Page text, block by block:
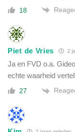
18
Piet de Vries 2
Ja en FVD o.a.
echte waarheid
27